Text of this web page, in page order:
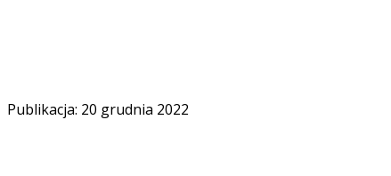
Publikacja: 20 grudnia 2022